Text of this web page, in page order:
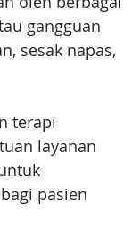
gangguan
sesak napas,
terapi
layanan
pasien